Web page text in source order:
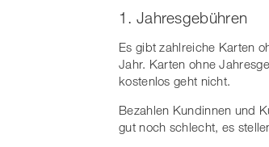
1. Jahresgebühren
Es gibt zahlreiche Karten
Jahr. Karten ohne
kostenlos geht nicht.
Bezahlen Kundinnen und
gut noch schlecht, es